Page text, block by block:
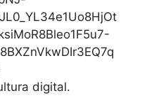
digital.